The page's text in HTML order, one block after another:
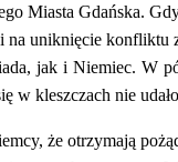
Miasta Gdańska.
uniknięcie
jak i Niemiec.
kleszczach nie
że otrzymają